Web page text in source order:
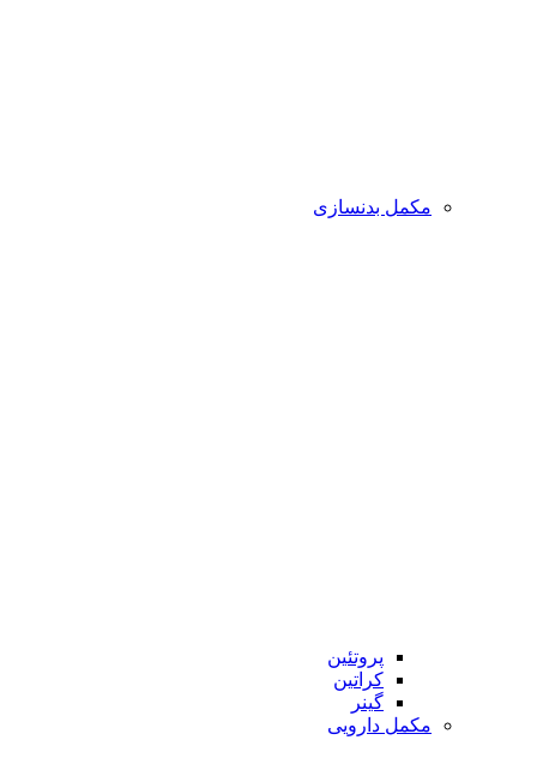
مکمل بدنسازی
پروتئین
کراتین
گینر
مکمل دارویی